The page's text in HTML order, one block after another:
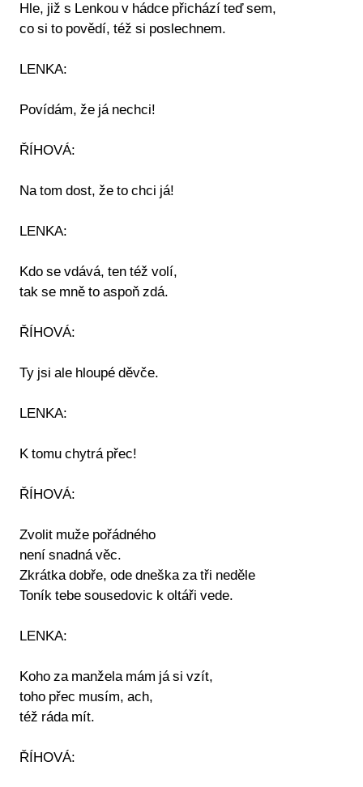
Hle, již s Lenkou v hádce přichází teď sem,
co si to povědí, též si poslechnem.
LENKA:
Povídám, že já nechci!
ŘÍHOVÁ:
Na tom dost, že to chci já!
LENKA:
Kdo se vdává, ten též volí,
tak se mně to aspoň zdá.
ŘÍHOVÁ:
Ty jsi ale hloupé děvče.
LENKA:
K tomu chytrá přec!
ŘÍHOVÁ:
Zvolit muže pořádného
není snadná věc.
Zkrátka dobře, ode dneška za tři neděle
Toník tebe sousedovic k oltáři vede.
LENKA:
Koho za manžela mám já si vzít,
toho přec musím, ach,
též ráda mít.
ŘÍHOVÁ: